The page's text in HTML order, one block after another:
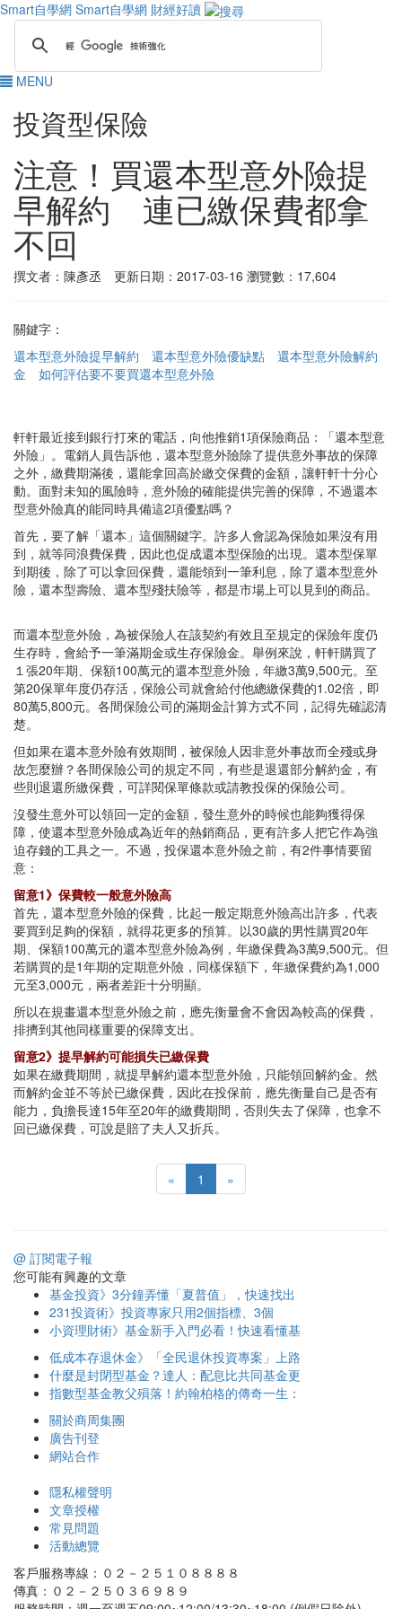
Smart自學網 Smart自學網 財經好讀
MENU
投資型保險
注意！買還本型意外險提
早解約 連已繳保費都拿
不回
撰文者：陳彥丞 更新日期：2017-03-16 瀏覽數：17,604
關鍵字：
還本型意外險提早解約
還本型意外險優缺點
還本型意外險解約
金
如何評估要不要買還本型意外險
軒軒最近接到銀行打來的電話，向他推銷1項保險商品：「還本型意
外險」。電銷人員告訴他，還本型意外險除了提供意外事故的保障
之外，繳費期滿後，還能拿回高於繳交保費的金額，讓軒軒十分心
動。面對未知的風險時，意外險的確能提供完善的保障，不過還本
型意外險真的能同時具備這2項優點嗎？
首先，要了解「還本」這個關鍵字。許多人會認為保險如果沒有用
到，就等同浪費保費，因此也促成還本型保險的出現。還本型保單
到期後，除了可以拿回保費，還能領到一筆利息，除了還本型意外
險，還本型壽險、還本型殘扶險等，都是市場上可以見到的商品。
而還本型意外險，為被保險人在該契約有效且至規定的保險年度仍
生存時，會給予一筆滿期金或生存保險金。舉例來說，軒軒購買了
１張20年期、保額100萬元的還本型意外險，年繳3萬9,500元。至
第20保單年度仍存活，保險公司就會給付他總繳保費的1.02倍，即
80萬5,800元。各間保險公司的滿期金計算方式不同，記得先確認清
楚。
但如果在還本意外險有效期間，被保險人因非意外事故而全殘或身
故怎麼辦？各間保險公司的規定不同，有些是退還部分解約金，有
些則退還所繳保費，可詳閱保單條款或請教投保的保險公司。
沒發生意外可以領回一定的金額，發生意外的時候也能夠獲得保
障，使還本型意外險成為近年的熱銷商品，更有許多人把它作為強
迫存錢的工具之一。不過，投保還本意外險之前，有2件事情要留
意：
留意1》保費較一般意外險高
首先，還本型意外險的保費，比起一般定期意外險高出許多，代表
要買到足夠的保額，就得花更多的預算。以30歲的男性購買20年
期、保額100萬元的還本型意外險為例，年繳保費為3萬9,500元。但
若購買的是1年期的定期意外險，同樣保額下，年繳保費約為1,000
元至3,000元，兩者差距十分明顯。
所以在規畫還本型意外險之前，應先衡量會不會因為較高的保費，
排擠到其他同樣重要的保障支出。
留意2》提早解約可能損失已繳保費
如果在繳費期間，就提早解約還本型意外險，只能領回解約金。然
而解約金並不等於已繳保費，因此在投保前，應先衡量自己是否有
能力，負擔長達15年至20年的繳費期間，否則失去了保障，也拿不
回已繳保費，可說是賠了夫人又折兵。
« 1 »
@ 訂閱電子報
您可能有興趣的文章
基金投資》3分鐘弄懂「夏普值」，快速找出
231投資術》投資專家只用2個指標、3個
小資理財術》基金新手入門必看！快速看懂基
低成本存退休金》「全民退休投資專案」上路
什麼是封閉型基金？達人：配息比共同基金更
指數型基金教父殞落！約翰柏格的傳奇一生：
關於商周集團
廣告刊登
網站合作
隱私權聲明
文章授權
常見問題
活動總覽
客戶服務專線：０２－２５１０８８８８
傳真：０２－２５０３６９８９